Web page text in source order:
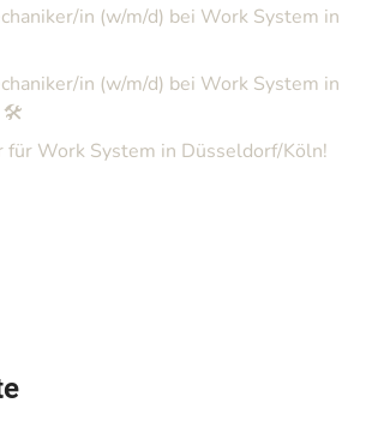
in (w/m/d) bei Work System in
in (w/m/d) bei Work System in
🛠️
für Work System in Düsseldorf/Köln!